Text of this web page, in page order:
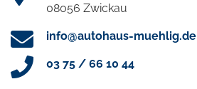
08056 Zwickau
info@autohaus-muehlig.de
03 75 / 66 10 44